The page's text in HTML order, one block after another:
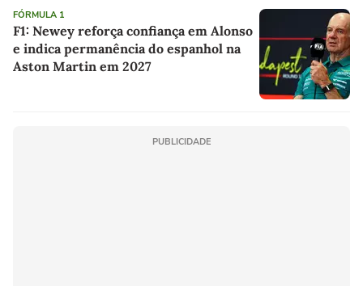
FÓRMULA 1
F1: Newey reforça confiança em Alonso
e indica permanência do espanhol na
Aston Martin em 2027
PUBLICIDADE